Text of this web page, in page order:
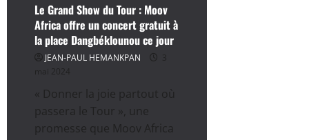
Le Grand Show du Tour : Moov
Africa offre un concert gratuit à
la place Dangbéklounou ce jour
JEAN-PAUL HEMANKPAN
3
mai 2024
« Donner la joie partout où
passera le Tour », une
promesse que Moov Africa